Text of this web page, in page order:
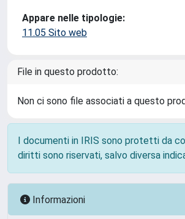
Appare nelle tipologie:
11.05 Sito web
File in questo prodotto:
Non ci sono file associati a questo
I documenti in IRIS sono protetti da
diritti sono riservati, salvo diversa
Informazioni